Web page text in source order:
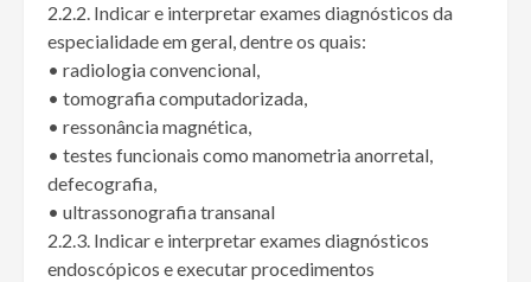
2.2.2. Indicar e interpretar exames diagnósticos da
especialidade em geral, dentre os quais:
• radiologia convencional,
• tomografia computadorizada,
• ressonância magnética,
• testes funcionais como manometria anorretal,
defecografia,
• ultrassonografia transanal
2.2.3. Indicar e interpretar exames diagnósticos
endoscópicos e executar procedimentos